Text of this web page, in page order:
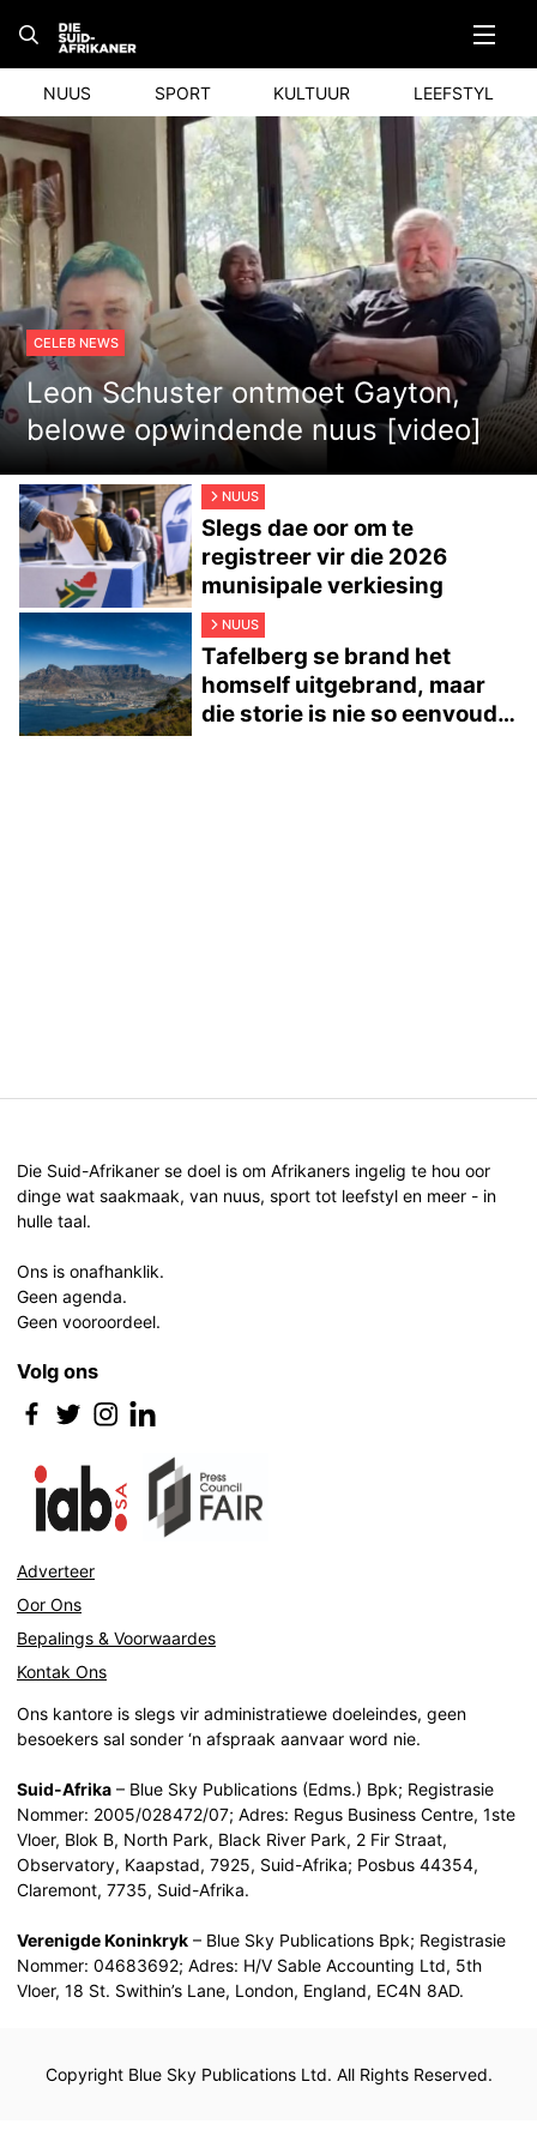
content
NUUS SPORT KULTUUR LEEFSTYL
CELEB NEWS
Leon Schuster ontmoet Gayton,
belowe opwindende nuus [video]
NUUS
Slegs dae oor om te
registreer vir die 2026
munisipale verkiesing
NUUS
Tafelberg se brand het
homself uitgebrand, maar
die storie is nie so eenvoudig
Die Suid-Afrikaner se doel is om Afrikaners ingelig te hou oor
dinge wat saakmaak, van nuus, sport tot leefstyl en meer - in
hulle taal.
Ons is onafhanklik.
Geen agenda.
Geen vooroordeel.
Volg ons
Adverteer
Oor Ons
Bepalings & Voorwaardes
Kontak Ons
Ons kantore is slegs vir administratiewe doeleindes, geen
besoekers sal sonder ‘n afspraak aanvaar word nie.
Suid-Afrika – Blue Sky Publications (Edms.) Bpk; Registrasie
Nommer: 2005/028472/07; Adres: Regus Business Centre, 1ste
Vloer, Blok B, North Park, Black River Park, 2 Fir Straat,
Observatory, Kaapstad, 7925, Suid-Afrika; Posbus 44354,
Claremont, 7735, Suid-Afrika.
Verenigde Koninkryk – Blue Sky Publications Bpk; Registrasie
Nommer: 04683692; Adres: H/V Sable Accounting Ltd, 5th
Vloer, 18 St. Swithin’s Lane, London, England, EC4N 8AD.
Copyright Blue Sky Publications Ltd. All Rights Reserved.